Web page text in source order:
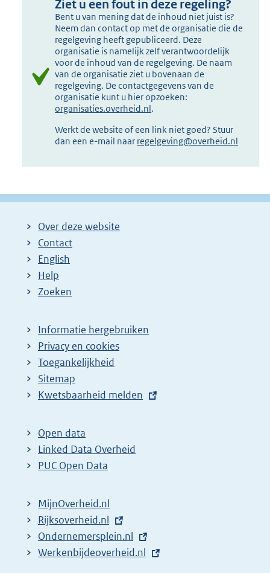
Ziet u een fout in deze regeling?
Bent u van mening dat de inhoud niet juist is?
Neem dan contact op met de organisatie die de
regelgeving heeft gepubliceerd. Deze
organisatie is namelijk zelf verantwoordelijk
voor de inhoud van de regelgeving. De naam
van de organisatie ziet u bovenaan de
regelgeving. De contactgegevens van de
organisatie kunt u hier opzoeken:
organisaties.overheid.nl.
Werkt de website of een link niet goed? Stuur
dan een e-mail naar regelgeving@overheid.nl
Over deze website
Contact
English
Help
Zoeken
Informatie hergebruiken
Privacy en cookies
Toegankelijkheid
Sitemap
E
t
e
r
l
i
n
k
Kwetsbaarheid melden
Open data
Linked Data Overheid
PUC Open Data
MijnOverheid.nl
E
x
t
Rijksoverheid.nl
E
x
Ondernemersplein.nl
E
Werkenbijdeoverheid.nl